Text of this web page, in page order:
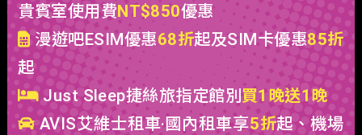
貴賓室使用費NT$850優惠
漫遊吧ESIM優惠68折起及SIM卡優惠85折
起
Just Sleep捷絲旅指定館別 買1晚送1晚
AVIS艾維士租車‧國內租車享5折起、機場